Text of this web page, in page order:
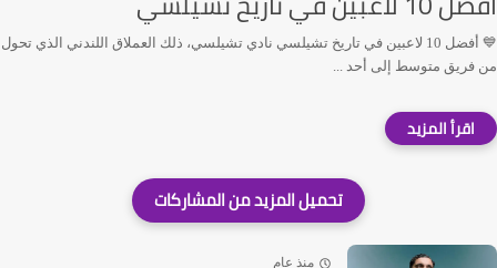
💙 أفضل 10 لاعبين في تاريخ تشيلسي نادي تشيلسي، ذلك العملاق اللندني الذي تحول
من فريق متوسط إلى أحد ...
منذ عام